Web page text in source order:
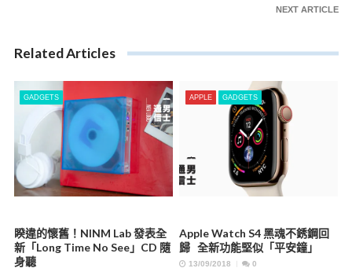
NEXT ARTICLE
Related Articles
GADGETS
睽違的懷舊！NINM Lab 發表全
新「Long Time No See」CD 隨
身聽
APPLE GADGETS
Apple Watch S4 黑魂不銹鋼回
歸 全新功能堅似「平安鐘」
13/09/2018 0